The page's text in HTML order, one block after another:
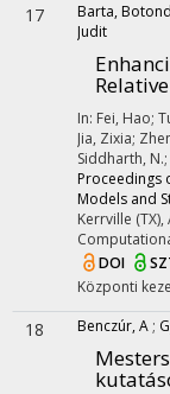
17 Barta, Botond
Judit
In: Fei, Hao;
Jia, Zixia;
Siddharth,
Proceedings
Models and
Kerrville
DOI
Központi
18 Benczúr, A ;